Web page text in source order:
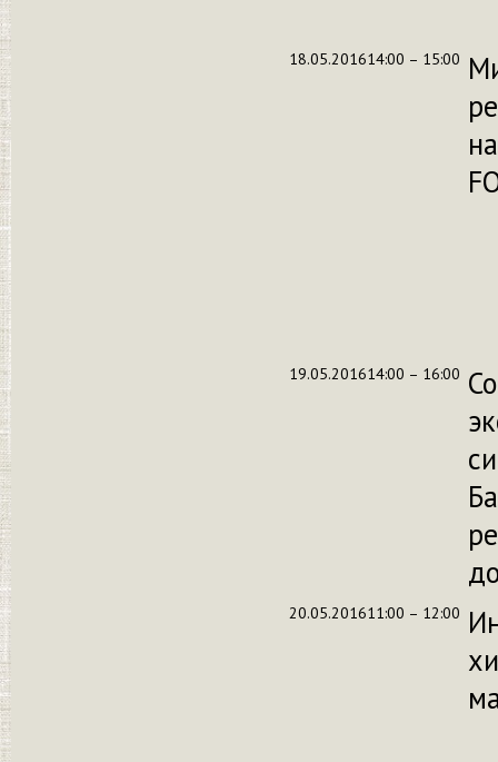
18.05.201614:00 – 15:00
19.05.201614:00 – 16:00
20.05.201611:00 – 12:00